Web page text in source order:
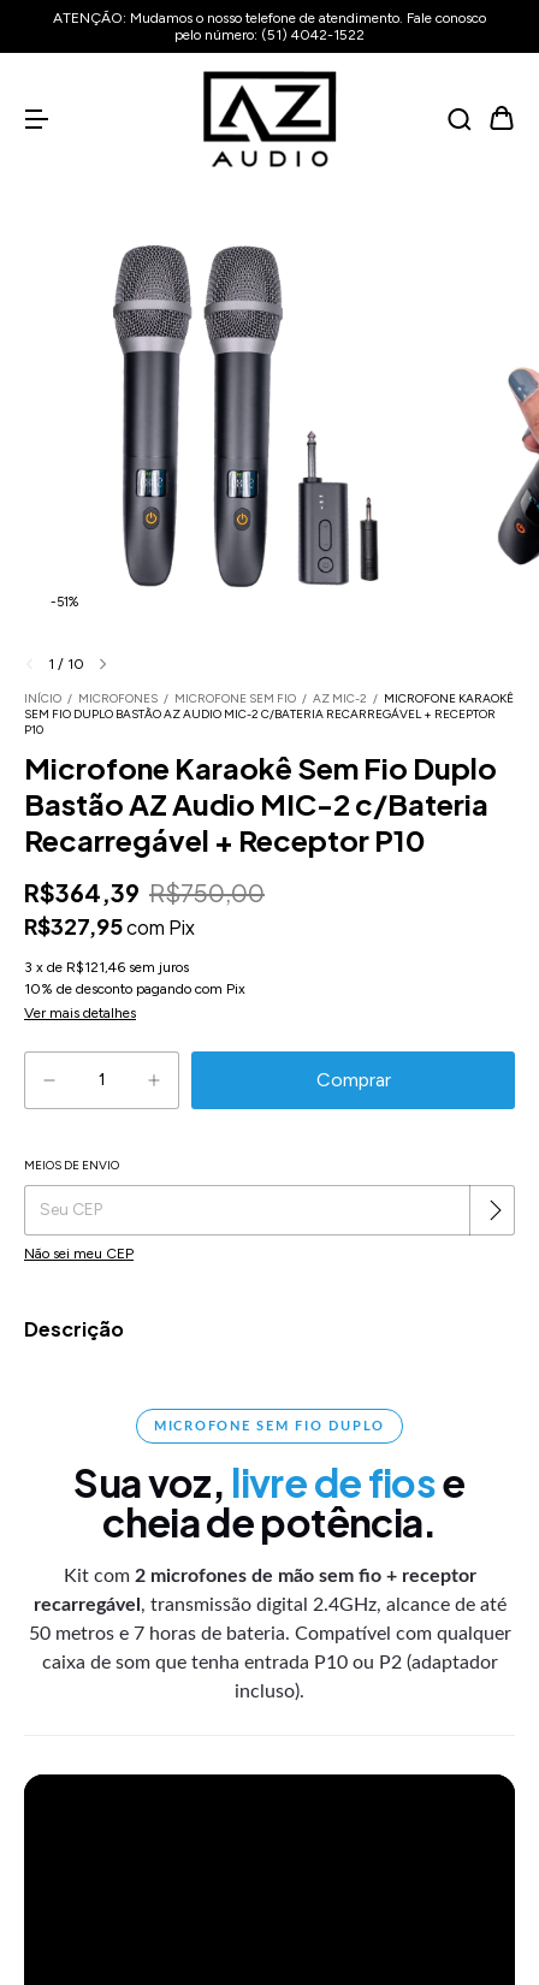
ATENÇÃO: Mudamos o nosso telefone de atendimento. Fale conosco
pelo número: (51) 4042-1522
-51%
1 / 10
INÍCIO / MICROFONES / MICROFONE SEM FIO / AZ MIC-2 / MICROFONE KARAOKÊ
SEM FIO DUPLO BASTÃO AZ AUDIO MIC-2 C/BATERIA RECARREGÁVEL + RECEPTOR
P10
Microfone Karaokê Sem Fio Duplo
Bastão AZ Audio MIC-2 c/Bateria
Recarregável + Receptor P10
R$364,39 R$750,00
R$327,95com Pix
3 x de R$121,46 sem juros
10% de desconto pagando com Pix
Ver mais detalhes
Entregas para o CEP:
MEIOS DE ENVIO
Não sei meu CEP
Descrição
MICROFONE SEM FIO DUPLO
Sua voz, livre de fiose
cheia de potência.
Kit com 2 microfones de mão sem fio + receptor
recarregável , transmissão digital 2.4GHz, alcance de até
50 metros e 7 horas de bateria. Compatível com qualquer
caixa de som que tenha entrada P10 ou P2 (adaptador
incluso).